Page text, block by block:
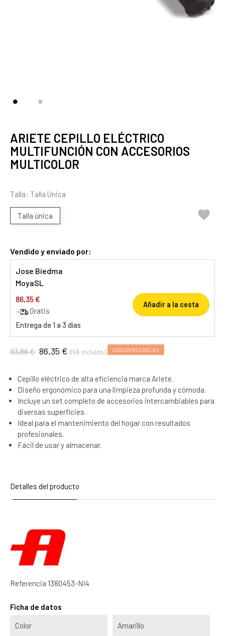
ARIETE CEPILLO ELÉCTRICO
MULTIFUNCIÓN CON ACCESORIOS
MULTICOLOR
Talla: Talla Única
Talla única 
Vendido y enviado por:
Jose Biedma
MoyaSL
86,35 €
Gratis
Entrega de 1 a 3 días
Añadir a la cesta
93,86 € 86,35 € (IVA incluido) DESCUENTO DEL 8%
Cepillo eléctrico de alta eficiencia marca Ariete.
Diseño ergonómico para una limpieza profunda y cómoda.
Incluye un set completo de accesorios intercambiables para
diversas superficies.
Ideal para el mantenimiento del hogar con resultados
profesionales.
Fácil de usar y almacenar.
Detalles del producto
Referencia 1380453-NI4
Ficha de datos
Color Amarillo